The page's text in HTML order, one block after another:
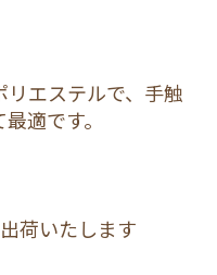
エステルで、手触
適です。
荷いたします